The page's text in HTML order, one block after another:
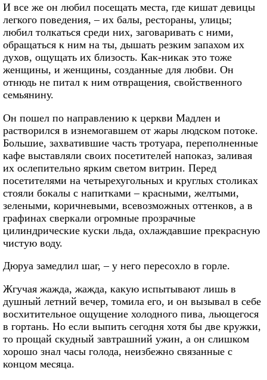
И все же он любил посещать места, где кишат девицы
легкого поведения, – их балы, рестораны, улицы;
любил толкаться среди них, заговаривать с ними,
обращаться к ним на ты, дышать резким запахом их
духов, ощущать их близость. Как-никак это тоже
женщины, и женщины, созданные для любви. Он
отнюдь не питал к ним отвращения, свойственного
семьянину.
Он пошел по направлению к церкви Мадлен и
растворился в изнемогавшем от жары людском потоке.
Большие, захватившие часть тротуара, переполненные
кафе выставляли своих посетителей напоказ, заливая
их ослепительно ярким светом витрин. Перед
посетителями на четырехугольных и круглых столиках
стояли бокалы с напитками – красными, желтыми,
зелеными, коричневыми, всевозможных оттенков, а в
графинах сверкали огромные прозрачные
цилиндрические куски льда, охлаждавшие прекрасную
чистую воду.
Дюруа замедлил шаг, – у него пересохло в горле.
Жгучая жажда, жажда, какую испытывают лишь в
душный летний вечер, томила его, и он вызывал в себе
восхитительное ощущение холодного пива, льющегося
в гортань. Но если выпить сегодня хотя бы две кружки,
то прощай скудный завтрашний ужин, а он слишком
хорошо знал часы голода, неизбежно связанные с
концом месяца.